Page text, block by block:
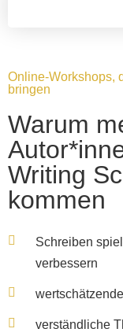
Online-Workshops,
bringen
Warum
Writing
kommen
Schreiben
verbessern
verständliche